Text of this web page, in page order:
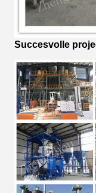
Succesvolle